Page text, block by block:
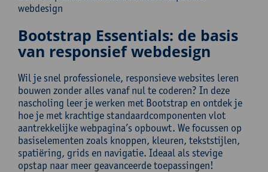
webdesign
Bootstrap Essentials: de basis
van responsief webdesign
Wil je snel professionele, responsieve websites leren
bouwen zonder alles vanaf nul te coderen? In deze
nascholing leer je werken met Bootstrap en ontdek je
hoe je met krachtige standaardcomponenten vlot
aantrekkelijke webpagina’s opbouwt. We focussen op
basiselementen zoals knoppen, kleuren, tekststijlen,
spatiëring, grids en navigatie. Ideaal als stevige
opstap naar meer geavanceerde toepassingen!